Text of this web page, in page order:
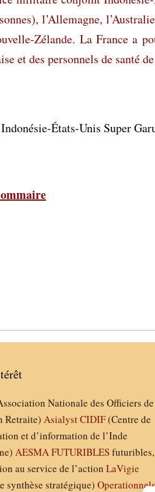
l’Allemagne,
Zélande. La France a
et des personnels de santé
États-Unis Super
Nationale des Officiers de
Retraite)AsialystCIDIF(Centre de
et d’information de l’Inde
AESMAFUTURIBLESfuturibles,
au service de l’actionLaVigie
synthèse stratégique)